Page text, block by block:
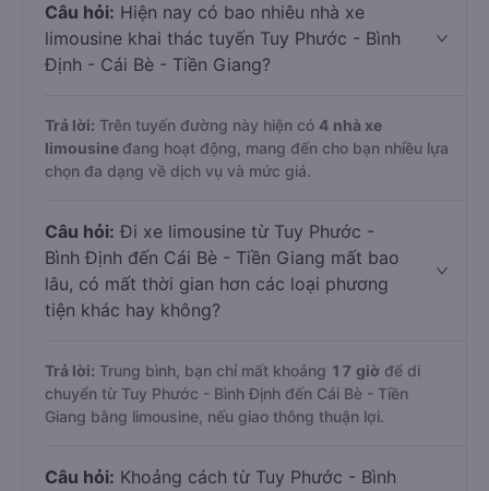
Câu hỏi: Hiện nay có bao nhiêu nhà xe
limousine khai thác tuyến Tuy Phước - Bình
Định - Cái Bè - Tiền Giang?
Trả lời: Trên tuyến đường này hiện có 4 nhà xe
limousine đang hoạt động, mang đến cho bạn nhiều lựa
chọn đa dạng về dịch vụ và mức giá.
Câu hỏi: Đi xe limousine từ Tuy Phước -
Bình Định đến Cái Bè - Tiền Giang mất bao
lâu, có mất thời gian hơn các loại phương
tiện khác hay không?
Trả lời: Trung bình, bạn chỉ mất khoảng 17 giờ để di
chuyển từ Tuy Phước - Bình Định đến Cái Bè - Tiền
Giang bằng limousine, nếu giao thông thuận lợi.
Câu hỏi: Khoảng cách từ Tuy Phước - Bình